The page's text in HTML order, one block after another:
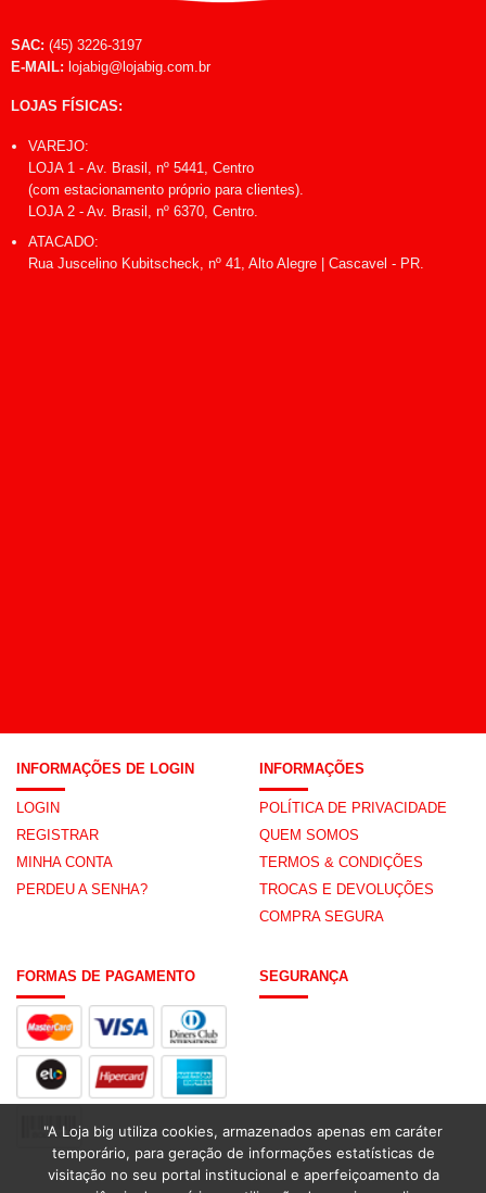
SAC: (45) 3226-3197
E-MAIL: lojabig@lojabig.com.br
LOJAS FÍSICAS:
VAREJO:
LOJA 1 - Av. Brasil, nº 5441, Centro
(com estacionamento próprio para clientes).
LOJA 2 - Av. Brasil, nº 6370, Centro.
ATACADO:
Rua Juscelino Kubitscheck, nº 41, Alto Alegre | Cascavel - PR.
INFORMAÇÕES DE LOGIN
LOGIN
REGISTRAR
MINHA CONTA
PERDEU A SENHA?
INFORMAÇÕES
POLÍTICA DE PRIVACIDADE
QUEM SOMOS
TERMOS & CONDIÇÕES
TROCAS E DEVOLUÇÕES
COMPRA SEGURA
FORMAS DE PAGAMENTO SEGURANÇA
"A Loja big utiliza cookies, armazenados apenas em caráter
temporário, para geração de informações estatísticas de
visitação no seu portal institucional e aperfeiçoamento da